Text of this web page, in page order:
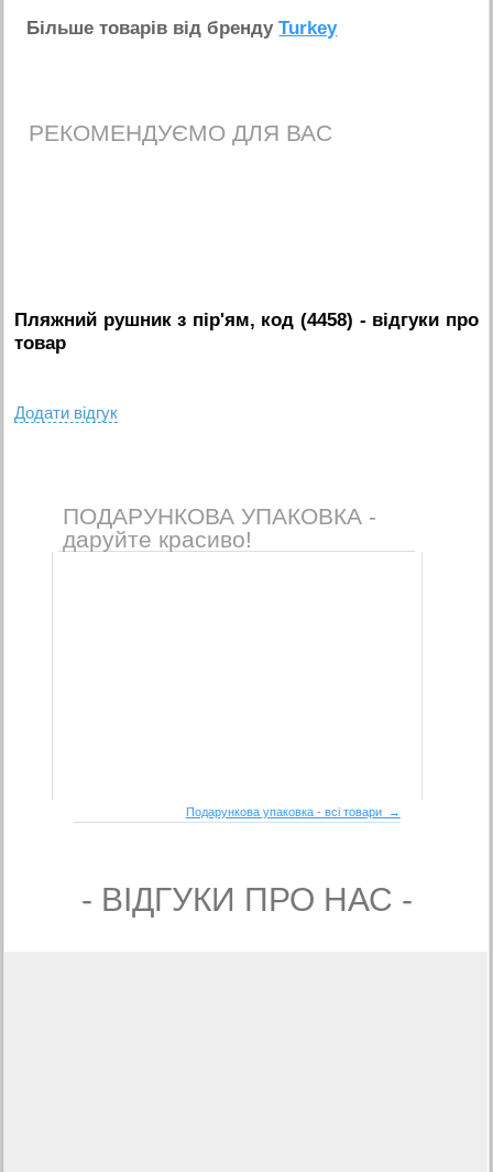
Бiльше товарiв вiд брендуTurkey
РЕКОМЕНДУЄМО ДЛЯ ВАС
Пляжний рушник з пір'ям, код (4458) - вiдгуки про
товар
Додати вiдгук
ПОДАРУНКОВА УПАКОВКА -
даруйте красиво!
Подарункова упаковка - всі товари →
- ВIДГУКИ ПРО НАС -